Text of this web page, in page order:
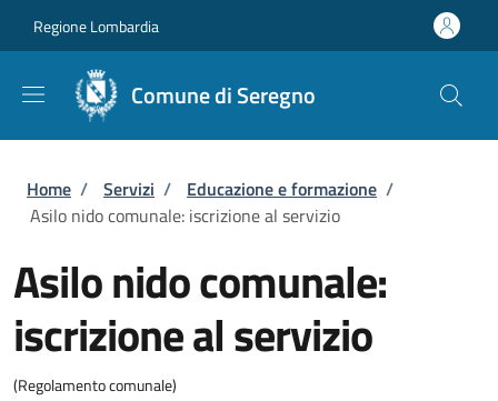
Regione Lombardia
Comune di Seregno
Briciole di pane
Home / Servizi / Educazione e formazione /
Asilo nido comunale: iscrizione al servizio
Asilo nido comunale:
iscrizione al servizio
(Regolamento comunale)